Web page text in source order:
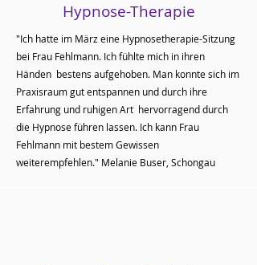
Hypnose-Therapie
"Ich hatte im März eine Hypnosetherapie-Sitzung
bei Frau Fehlmann. Ich fühlte mich in ihren
Händen bestens aufgehoben. Man konnte sich im
Praxisraum gut entspannen und durch ihre
Erfahrung und ruhigen Art hervorragend durch
die Hypnose führen lassen. Ich kann Frau
Fehlmann mit bestem Gewissen
weiterempfehlen." Melanie Buser, Schongau